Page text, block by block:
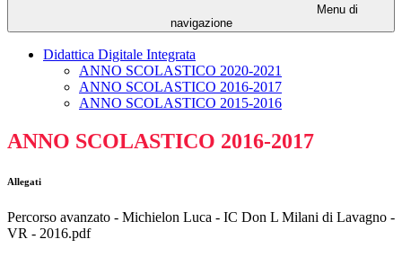
Menu di
navigazione
Didattica Digitale Integrata
ANNO SCOLASTICO 2020-2021
ANNO SCOLASTICO 2016-2017
ANNO SCOLASTICO 2015-2016
ANNO SCOLASTICO 2016-2017
Allegati
Percorso avanzato - Michielon Luca - IC Don L Milani di Lavagno -
VR - 2016.pdf